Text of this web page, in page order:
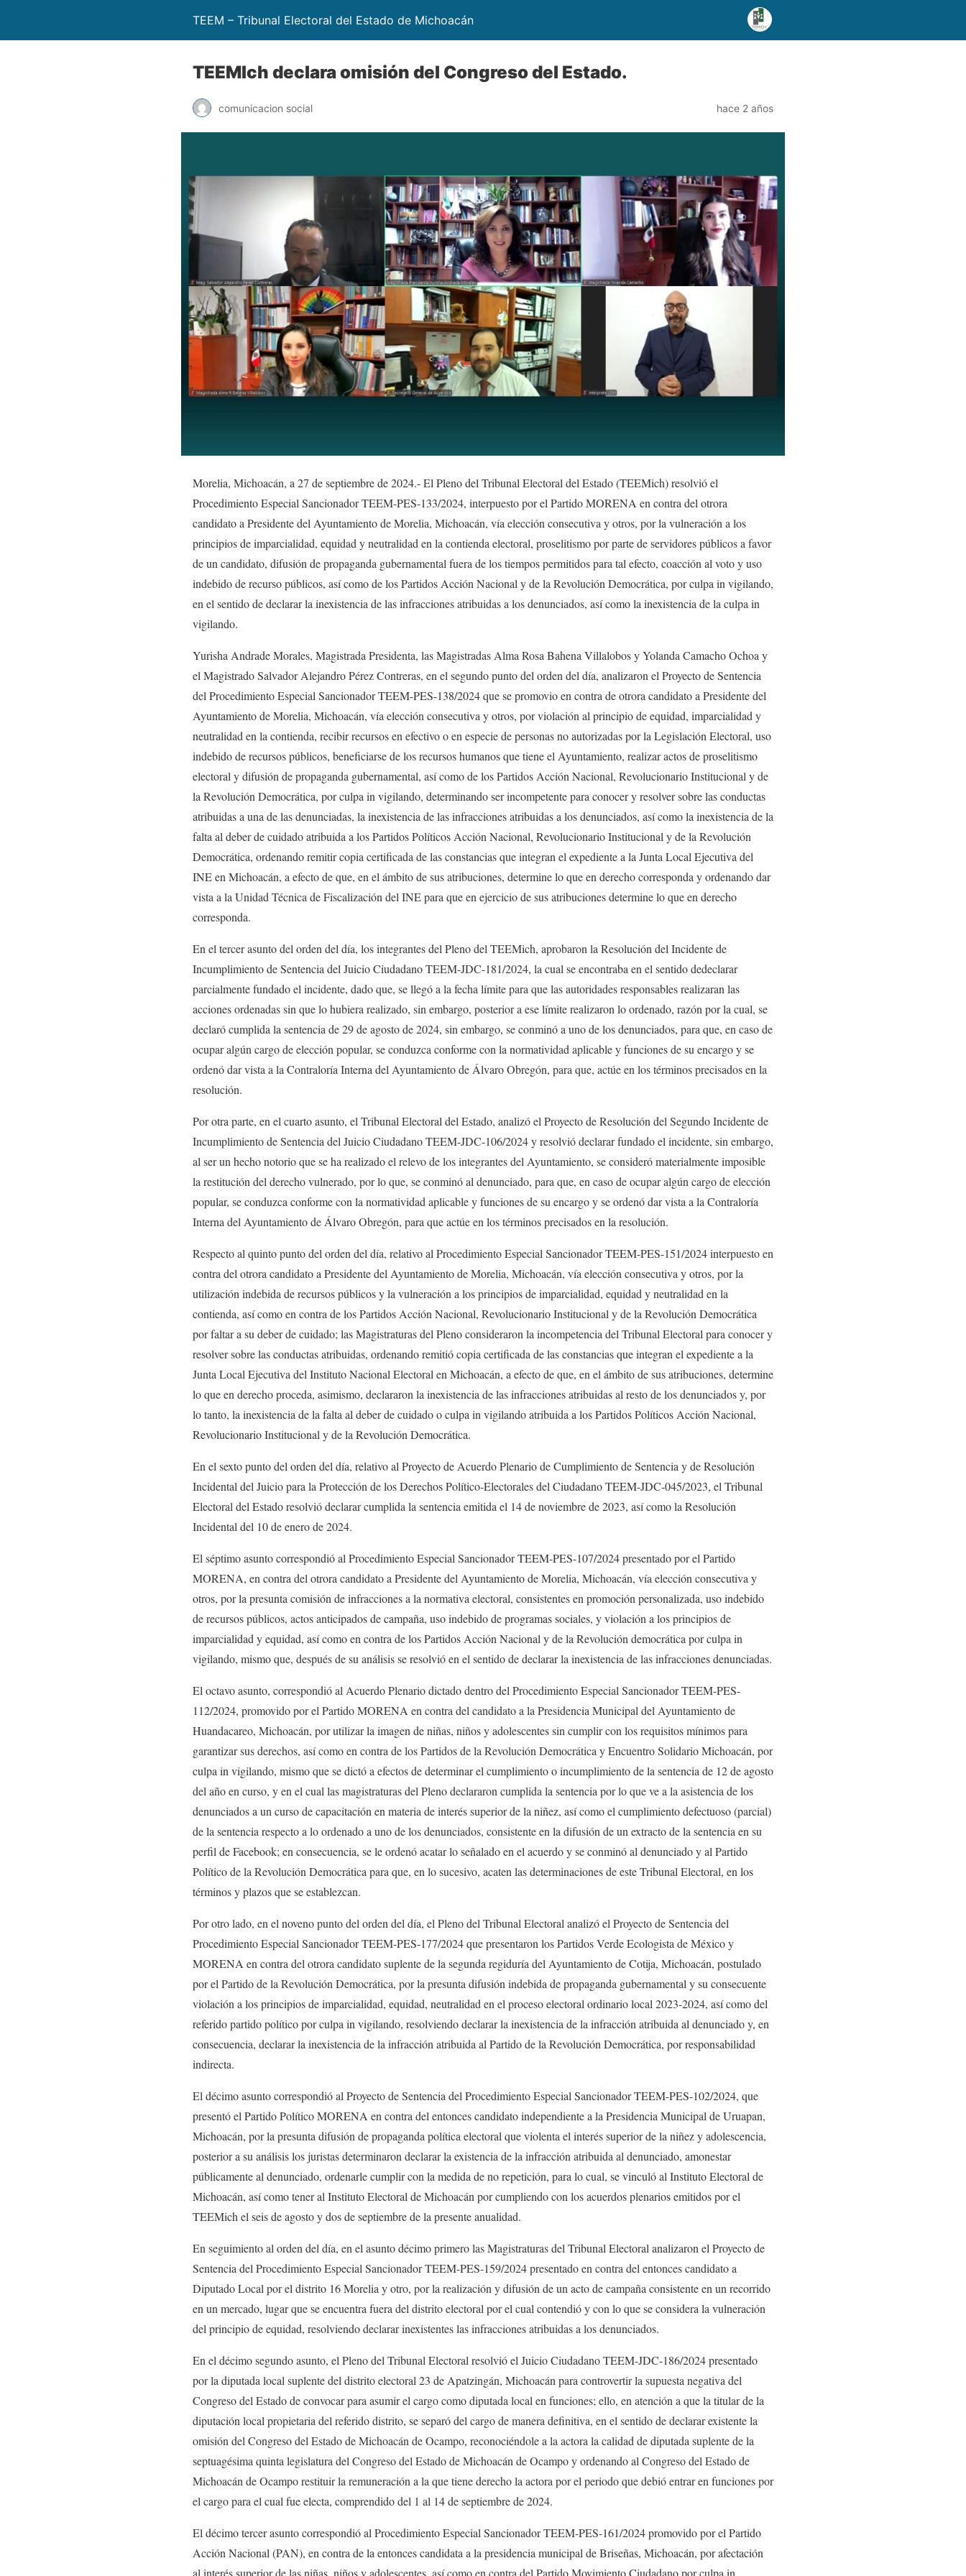
TEEM – Tribunal Electoral del Estado de Michoacán
TEEMIch declara omisión del Congreso del Estado.
comunicacion social hace 2 años
Morelia, Michoacán, a 27 de septiembre de 2024.- El Pleno del Tribunal Electoral del Estado (TEEMich) resolvió el
Procedimiento Especial Sancionador TEEM-PES-133/2024, interpuesto por el Partido MORENA en contra del otrora
candidato a Presidente del Ayuntamiento de Morelia, Michoacán, vía elección consecutiva y otros, por la vulneración a los
principios de imparcialidad, equidad y neutralidad en la contienda electoral, proselitismo por parte de servidores públicos a favor
de un candidato, difusión de propaganda gubernamental fuera de los tiempos permitidos para tal efecto, coacción al voto y uso
indebido de recurso públicos, así como de los Partidos Acción Nacional y de la Revolución Democrática, por culpa in vigilando,
en el sentido de declarar la inexistencia de las infracciones atribuidas a los denunciados, así como la inexistencia de la culpa in
vigilando.
Yurisha Andrade Morales, Magistrada Presidenta, las Magistradas Alma Rosa Bahena Villalobos y Yolanda Camacho Ochoa y
el Magistrado Salvador Alejandro Pérez Contreras, en el segundo punto del orden del día, analizaron el Proyecto de Sentencia
del Procedimiento Especial Sancionador TEEM-PES-138/2024 que se promovio en contra de otrora candidato a Presidente del
Ayuntamiento de Morelia, Michoacán, vía elección consecutiva y otros, por violación al principio de equidad, imparcialidad y
neutralidad en la contienda, recibir recursos en efectivo o en especie de personas no autorizadas por la Legislación Electoral, uso
indebido de recursos públicos, beneficiarse de los recursos humanos que tiene el Ayuntamiento, realizar actos de proselitismo
electoral y difusión de propaganda gubernamental, así como de los Partidos Acción Nacional, Revolucionario Institucional y de
la Revolución Democrática, por culpa in vigilando, determinando ser incompetente para conocer y resolver sobre las conductas
atribuidas a una de las denunciadas, la inexistencia de las infracciones atribuidas a los denunciados, así como la inexistencia de la
falta al deber de cuidado atribuida a los Partidos Políticos Acción Nacional, Revolucionario Institucional y de la Revolución
Democrática, ordenando remitir copia certificada de las constancias que integran el expediente a la Junta Local Ejecutiva del
INE en Michoacán, a efecto de que, en el ámbito de sus atribuciones, determine lo que en derecho corresponda y ordenando dar
vista a la Unidad Técnica de Fiscalización del INE para que en ejercicio de sus atribuciones determine lo que en derecho
corresponda.
En el tercer asunto del orden del día, los integrantes del Pleno del TEEMich, aprobaron la Resolución del Incidente de
Incumplimiento de Sentencia del Juicio Ciudadano TEEM-JDC-181/2024, la cual se encontraba en el sentido de​declarar
parcialmente fundado el incidente, dado que, se llegó a la fecha límite para que las autoridades responsables realizaran las
acciones ordenadas sin que lo hubiera realizado, sin embargo, posterior a ese límite realizaron lo ordenado, razón por la cual, se
declaró cumplida la sentencia de 29 de agosto de 2024, sin embargo, se conminó a uno de los denunciados, para que, en caso de
ocupar algún cargo de elección popular, se conduzca conforme con la normatividad aplicable y funciones de su encargo y se
ordenó dar vista a la Contraloría Interna del Ayuntamiento de Álvaro Obregón, para que, actúe en los términos precisados en la
resolución.
Por otra parte, en el cuarto asunto, el Tribunal Electoral del Estado, analizó el Proyecto de Resolución del Segundo Incidente de
Incumplimiento de Sentencia del Juicio Ciudadano TEEM-JDC-106/2024 y resolvió declarar fundado el incidente, sin embargo,
al ser un hecho notorio que se ha realizado el relevo de los integrantes del Ayuntamiento, se consideró materialmente imposible
la restitución del derecho vulnerado, por lo que, se conminó al denunciado, para que, en caso de ocupar algún cargo de elección
popular, se conduzca conforme con la normatividad aplicable y funciones de su encargo y se ordenó dar vista a la Contraloría
Interna del Ayuntamiento de Álvaro Obregón, para que actúe en los términos precisados en la resolución.
Respecto al quinto punto del orden del día, relativo al Procedimiento Especial Sancionador TEEM-PES-151/2024 interpuesto en
contra del otrora candidato a Presidente del Ayuntamiento de Morelia, Michoacán, vía elección consecutiva y otros, por la
utilización indebida de recursos públicos y la vulneración a los principios de imparcialidad, equidad y neutralidad en la
contienda, así como en contra de los Partidos Acción Nacional, Revolucionario Institucional y de la Revolución Democrática
por faltar a su deber de cuidado; las Magistraturas del Pleno consideraron la incompetencia del Tribunal Electoral para conocer y
resolver sobre las conductas atribuidas, ordenando remitió copia certificada de las constancias que integran el expediente a la
Junta Local Ejecutiva del Instituto Nacional Electoral en Michoacán, a efecto de que, en el ámbito de sus atribuciones, determine
lo que en derecho proceda, asimismo, declararon la inexistencia de las infracciones atribuidas al resto de los denunciados y, por
lo tanto, la inexistencia de la falta al deber de cuidado o culpa in vigilando atribuida a los Partidos Políticos Acción Nacional,
Revolucionario Institucional y de la Revolución Democrática.
En el sexto punto del orden del día, relativo al Proyecto de Acuerdo Plenario de Cumplimiento de Sentencia y de Resolución
Incidental del Juicio para la Protección de los Derechos Político-Electorales del Ciudadano TEEM-JDC-045/2023, el Tribunal
Electoral del Estado resolvió declarar cumplida la sentencia emitida el 14 de noviembre de 2023, así como la Resolución
Incidental del 10 de enero de 2024.
El séptimo asunto correspondió al Procedimiento Especial Sancionador TEEM-PES-107/2024 presentado por el Partido
MORENA, en contra del otrora candidato a Presidente del Ayuntamiento de Morelia, Michoacán, vía elección consecutiva y
otros, por la presunta comisión de infracciones a la normativa electoral, consistentes en promoción personalizada, uso indebido
de recursos públicos, actos anticipados de campaña, uso indebido de programas sociales, y violación a los principios de
imparcialidad y equidad, así como en contra de los Partidos Acción Nacional y de la Revolución democrática por culpa in
vigilando, mismo que, después de su análisis se resolvió en el sentido de declarar la inexistencia de las infracciones denunciadas.
El octavo asunto, correspondió al Acuerdo Plenario dictado dentro del Procedimiento Especial Sancionador TEEM-PES-
112/2024, promovido por el Partido MORENA en contra del candidato a la Presidencia Municipal del Ayuntamiento de
Huandacareo, Michoacán, por utilizar la imagen de niñas, niños y adolescentes sin cumplir con los requisitos mínimos para
garantizar sus derechos, así como en contra de los Partidos de la Revolución Democrática y Encuentro Solidario Michoacán, por
culpa in vigilando, mismo que se dictó a efectos de determinar el cumplimiento o incumplimiento de la sentencia de 12 de agosto
del año en curso, y en el cual las magistraturas del Pleno declararon cumplida la sentencia por lo que ve a la asistencia de los
denunciados a un curso de capacitación en materia de interés superior de la niñez, así como el cumplimiento defectuoso (parcial)
de la sentencia respecto a lo ordenado a uno de los denunciados, consistente en la difusión de un extracto de la sentencia en su
perfil de Facebook; en consecuencia, se le ordenó acatar lo señalado en el acuerdo y se conminó al denunciado y al Partido
Político de la Revolución Democrática para que, en lo sucesivo, acaten las determinaciones de este Tribunal Electoral, en los
términos y plazos que se establezcan.
Por otro lado, en el noveno punto del orden del día, el Pleno del Tribunal Electoral analizó el Proyecto de Sentencia del
Procedimiento Especial Sancionador TEEM-PES-177/2024 que presentaron los Partidos Verde Ecologista de México y
MORENA en contra del otrora candidato suplente de la segunda regiduría del Ayuntamiento de Cotija, Michoacán, postulado
por el Partido de la Revolución Democrática, por la presunta difusión indebida de propaganda gubernamental y su consecuente
violación a los principios de imparcialidad, equidad, neutralidad en el proceso electoral ordinario local 2023-2024, así como del
referido partido político por culpa in vigilando, resolviendo declarar la inexistencia de la infracción atribuida al denunciado y, en
consecuencia, declarar la inexistencia de la infracción atribuida al Partido de la Revolución Democrática, por responsabilidad
indirecta.
El décimo asunto correspondió al Proyecto de Sentencia del Procedimiento Especial Sancionador TEEM-PES-102/2024, que
presentó el Partido Político MORENA en contra del entonces candidato independiente a la Presidencia Municipal de Uruapan,
Michoacán, por la presunta difusión de propaganda política electoral que violenta el interés superior de la niñez y adolescencia,
posterior a su análisis los juristas determinaron declarar la existencia de la infracción atribuida al denunciado, amonestar
públicamente al denunciado, ordenarle cumplir con la medida de no repetición, para lo cual, se vinculó al Instituto Electoral de
Michoacán, así como tener al Instituto Electoral de Michoacán por cumpliendo con los acuerdos plenarios emitidos por el
TEEMich el seis de agosto y dos de septiembre de la presente anualidad.
En seguimiento al orden del día, en el asunto décimo primero las Magistraturas del Tribunal Electoral analizaron el Proyecto de
Sentencia del Procedimiento Especial Sancionador TEEM-PES-159/2024 presentado en contra del entonces candidato a
Diputado Local por el distrito 16 Morelia y otro, por la realización y difusión de un acto de campaña consistente en un recorrido
en un mercado, lugar que se encuentra fuera del distrito electoral por el cual contendió y con lo que se considera la vulneración
del principio de equidad, resolviendo declarar inexistentes las infracciones atribuidas a los denunciados.
En el décimo segundo asunto, el Pleno del Tribunal Electoral resolvió el Juicio Ciudadano TEEM-JDC-186/2024 presentado
por la diputada local suplente del distrito electoral 23 de Apatzingán, Michoacán para controvertir la supuesta negativa del
Congreso del Estado de convocar para asumir el cargo como diputada local en funciones; ello, en atención a que la titular de la
diputación local propietaria del referido distrito, se separó del cargo de manera definitiva, en el sentido de declarar existente la
omisión del Congreso del Estado de Michoacán de Ocampo, reconociéndole a la actora la calidad de diputada suplente de la
septuagésima quinta legislatura del Congreso del Estado de Michoacán de Ocampo y ordenando al Congreso del Estado de
Michoacán de Ocampo restituir la remuneración a la que tiene derecho la actora por el periodo que debió entrar en funciones por
el cargo para el cual fue electa, comprendido del 1 al 14 de septiembre de 2024.
El décimo tercer asunto correspondió al Procedimiento Especial Sancionador TEEM-PES-161/2024 promovido por el Partido
Acción Nacional (PAN), en contra de la entonces candidata a la presidencia municipal de Briseñas, Michoacán, por afectación